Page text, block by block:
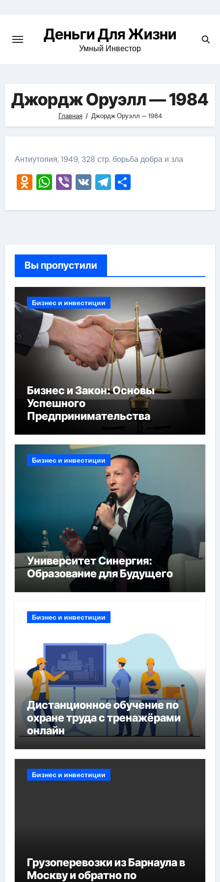
содержимомуДеньги Для Жизни
Умный Инвестор
Джордж Оруэлл — 1984
Главная Джордж Оруэлл — 1984
Антиутопия, 1949, 328 стр. борьба добра и зла
Odnoklassniki
WhatsApp
Viber
VKTelegram
Отправить
Вы пропустили
Бизнес и инвестиции
Бизнес и Закон: Основы
Успешного
Предпринимательства
Бизнес и инвестиции
Университет Синергия:
Образование для Будущего
Бизнес и инвестиции
Дистанционное обучение по
охране труда с тренажёрами
онлайн
Бизнес и инвестиции
Грузоперевозки из Барнаула в
Москву и обратно по